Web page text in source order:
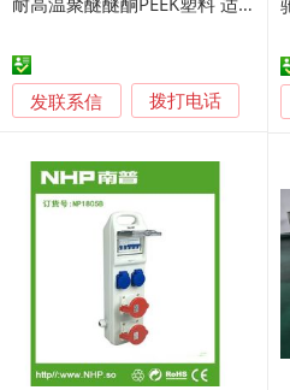
发联系信 拨打电话